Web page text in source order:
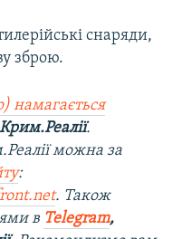
снаряди,
зброю.
намагається
Крим.Реалії.
можна за
:
. Також
в Telegram,